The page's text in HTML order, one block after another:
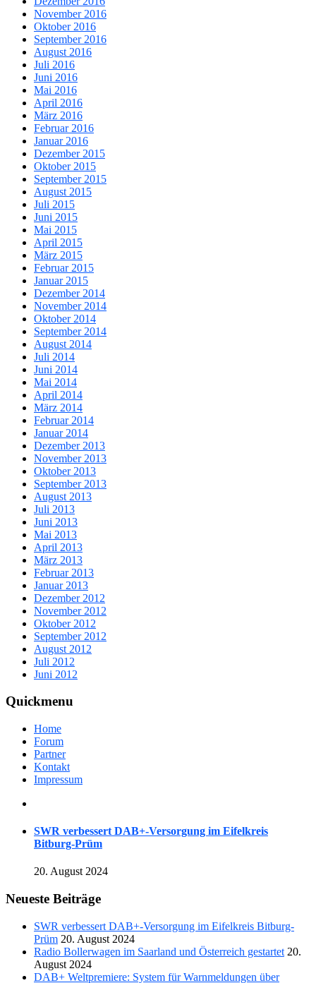
November 2016
Oktober 2016
September 2016
August 2016
Juli 2016
Juni 2016
Mai 2016
April 2016
März 2016
Februar 2016
Januar 2016
Dezember 2015
Oktober 2015
September 2015
August 2015
Juli 2015
Juni 2015
Mai 2015
April 2015
März 2015
Februar 2015
Januar 2015
Dezember 2014
November 2014
Oktober 2014
September 2014
August 2014
Juli 2014
Juni 2014
Mai 2014
April 2014
März 2014
Februar 2014
Januar 2014
Dezember 2013
November 2013
Oktober 2013
September 2013
August 2013
Juli 2013
Juni 2013
Mai 2013
April 2013
März 2013
Februar 2013
Januar 2013
Dezember 2012
November 2012
Oktober 2012
September 2012
August 2012
Juli 2012
Juni 2012
Quickmenu
Home
Forum
Partner
Kontakt
Impressum
SWR verbessert DAB+-Versorgung im Eifelkreis
Bitburg-Prüm
20. August 2024
Neueste Beiträge
SWR verbessert DAB+-Versorgung im Eifelkreis Bitburg-
Prüm 20. August 2024
Radio Bollerwagen im Saarland und Österreich gestartet 20.
August 2024
DAB+ Weltpremiere: System für Warnmeldungen über